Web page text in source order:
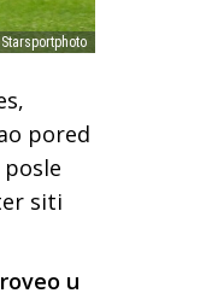
Starsportphoto
pored
siti
u